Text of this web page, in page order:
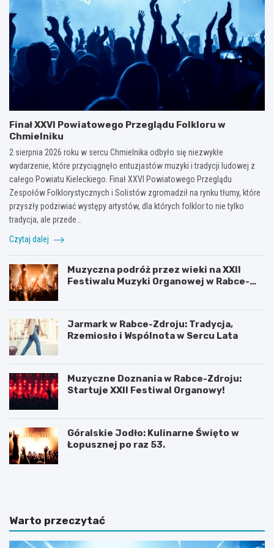
Finał XXVI Powiatowego Przeglądu Folkloru w
Chmielniku
2 sierpnia 2026 roku w sercu Chmielnika odbyło się niezwykłe
wydarzenie, które przyciągnęło entuzjastów muzyki i tradycji ludowej z
całego Powiatu Kieleckiego. Finał XXVI Powiatowego Przeglądu
Zespołów Folklorystycznych i Solistów zgromadził na rynku tłumy, które
przyszły podziwiać występy artystów, dla których folklor to nie tylko
tradycja, ale przede…
Czytaj dalej
Muzyczna podróż przez wieki na XXII
Festiwalu Muzyki Organowej w Rabce-
Jarmark w Rabce-Zdroju: Tradycja,
Rzemiosło i Wspólnota w Sercu Lata
Muzyczne Doznania w Rabce-Zdroju:
Startuje XXII Festiwal Organowy!
Góralskie Jodło: Kulinarne Święto w
Łopusznej po raz 53.
P
D
u
b
P
w
S
Warto przeczytać